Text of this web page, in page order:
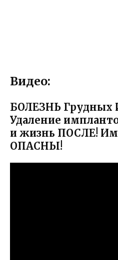
Видео:
БОЛЕЗНЬ Грудных
Удаление
и жизнь ПОСЛЕ!
ОПАСНЫ!